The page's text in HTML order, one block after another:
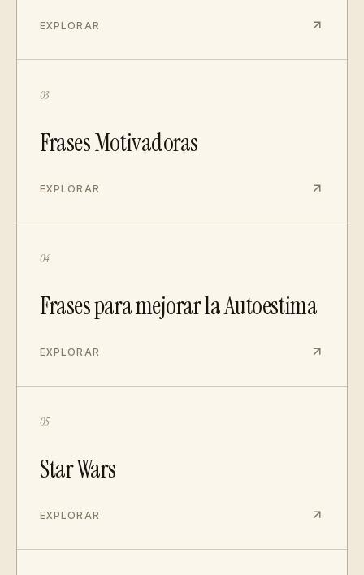
EXPLORAR
03
Frases Motivadoras
EXPLORAR
04
Frases para mejorar la Autoestima
EXPLORAR
05
Star Wars
EXPLORAR